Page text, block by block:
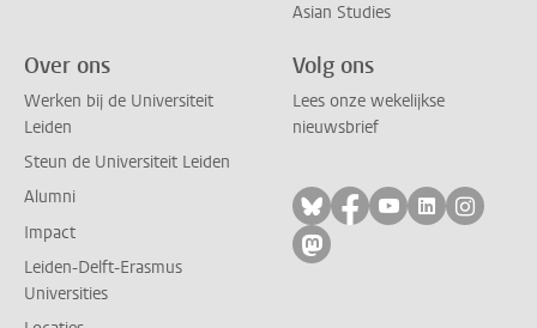
Asian Studies
Over ons
Werken bij de Universiteit
Leiden
Steun de Universiteit Leiden
Alumni
Impact
Leiden-Delft-Erasmus
Universities
Volg ons
Lees onze wekelijkse
nieuwsbrief
Volg ons op bluesky
Volg ons op
Volg ons op
Volg ons
Volg
Volg ons op mastodon